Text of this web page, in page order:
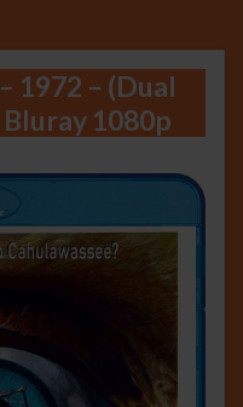
1972 – (Dual
1080p